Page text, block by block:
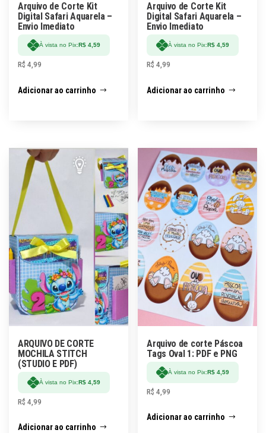
Arquivo de Corte Kit
Digital Safari Aquarela –
Envio Imediato
À vista no Pix:R$ 4,59
R$ 4,99
Adicionar ao carrinho
Arquivo de Corte Kit
Digital Safari Aquarela –
Envio Imediato
À vista no Pix:R$ 4,59
R$ 4,99
Adicionar ao carrinho
ARQUIVO DE CORTE
MOCHILA STITCH
(STUDIO E PDF)
À vista no Pix:R$ 4,59
R$ 4,99
Adicionar ao carrinho
Arquivo de corte Páscoa
Tags Oval 1: PDF e PNG
À vista no Pix:R$ 4,59
R$ 4,99
Adicionar ao carrinho